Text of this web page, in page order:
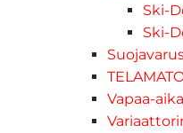
Ski-
Ski-
Vapaa-aika